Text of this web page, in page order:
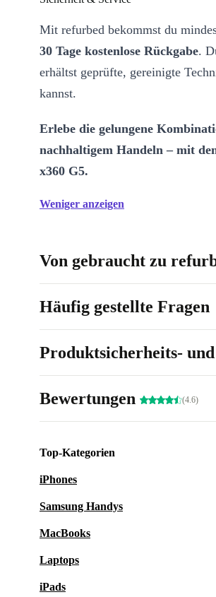
Mit refurbed bekommst du
30 Tage kostenlose Rückgabe.
erhältst geprüfte, gereinigte
kannst.
Erlebe die gelungene
nachhaltigem Handeln – mit
x360 G5.
Weniger anzeigen
Von gebraucht zu
Häufig gestellte Fragen
Produktsicherheits-
Bewertungen (4.6)
Top-Kategorien
iPhones
Samsung Handys
MacBooks
Laptops
iPads